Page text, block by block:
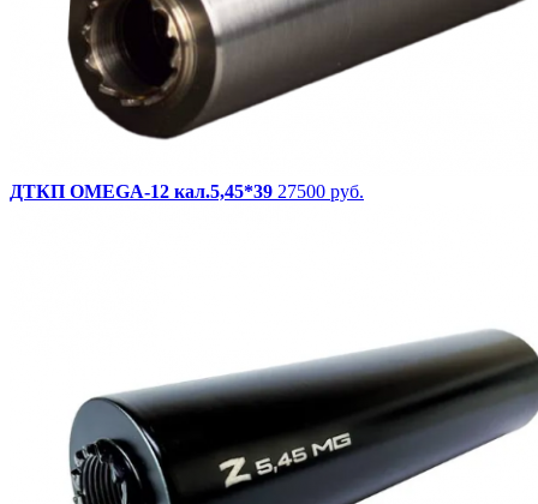
ДТКП OMEGA-12 кал.5,45*39 27500 руб.